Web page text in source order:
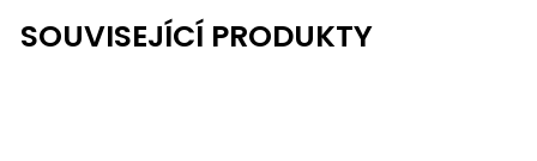
SOUVISEJÍCÍ PRODUKTY